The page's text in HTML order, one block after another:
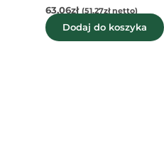
63,06zł (51,27złnetto)
Dodaj do koszyka